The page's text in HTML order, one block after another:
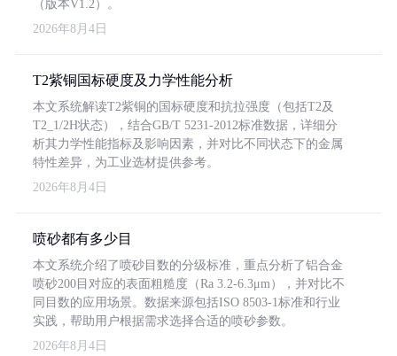
（版本V1.2）。
2026年8月4日
T2紫铜国标硬度及力学性能分析
本文系统解读T2紫铜的国标硬度和抗拉强度（包括T2及
T2_1/2H状态），结合GB/T 5231-2012标准数据，详细分
析其力学性能指标及影响因素，并对比不同状态下的金属
特性差异，为工业选材提供参考。
2026年8月4日
喷砂都有多少目
本文系统介绍了喷砂目数的分级标准，重点分析了铝合金
喷砂200目对应的表面粗糙度（Ra 3.2-6.3μm），并对比不
同目数的应用场景。数据来源包括ISO 8503-1标准和行业
实践，帮助用户根据需求选择合适的喷砂参数。
2026年8月4日